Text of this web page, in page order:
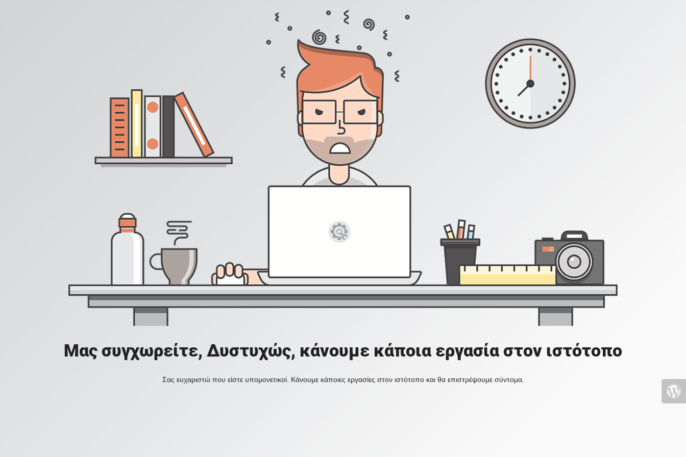
Μας συγχωρείτε, Δυστυχώς, κάνουμε κάποια εργασία στον ιστότοπο
Σας ευχαριστώ που είστε υπομονετικοί. Κάνουμε κάποιες εργασίες στον ιστότοπο και θα επιστρέψουμε σύντομα.